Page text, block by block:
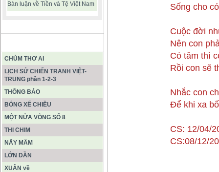
Bàn luận về Tiền và Tệ Việt Nam
CHÙM THƠ AI
LỊCH SỬ CHIẾN TRANH VIỆT-
TRUNG phần 1-2-3
THÔNG BÁO
BÓNG XẾ CHIỀU
MỘT NỬA VÒNG SỐ 8
THI CHIM
NẨY MẦM
LỚN DẦN
XUÂN về
Sống cho
Cuộc đời
Nên con
Có tâm thì
Rồi con sẽ
Nhắc con
Để khi xa
CS: 12/04/
CS:08/12/